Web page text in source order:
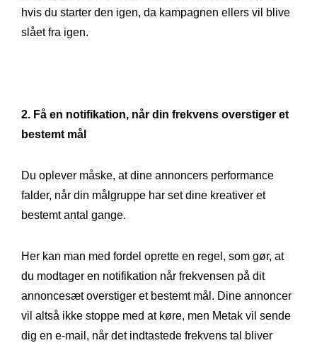
hvis du starter den igen, da kampagnen ellers vil blive
slået fra igen.
2. Få en notifikation, når din frekvens overstiger et
bestemt mål
Du oplever måske, at dine annoncers performance
falder, når din målgruppe har set dine kreativer et
bestemt antal gange.
Her kan man med fordel oprette en regel, som gør, at
du modtager en notifikation når frekvensen på dit
annoncesæt overstiger et bestemt mål. Dine annoncer
vil altså ikke stoppe med at køre, men Metak vil sende
dig en e-mail, når det indtastede frekvens tal bliver